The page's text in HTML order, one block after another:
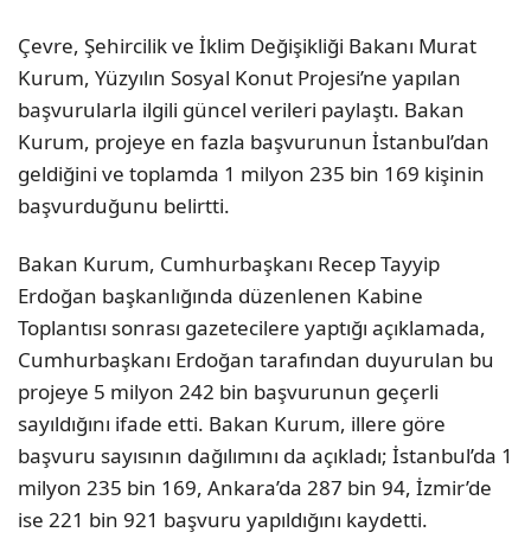
Çevre, Şehircilik ve İklim Değişikliği Bakanı Murat
Kurum, Yüzyılın Sosyal Konut Projesi’ne yapılan
başvurularla ilgili güncel verileri paylaştı. Bakan
Kurum, projeye en fazla başvurunun İstanbul’dan
geldiğini ve toplamda 1 milyon 235 bin 169 kişinin
başvurduğunu belirtti.
Bakan Kurum, Cumhurbaşkanı Recep Tayyip
Erdoğan başkanlığında düzenlenen Kabine
Toplantısı sonrası gazetecilere yaptığı açıklamada,
Cumhurbaşkanı Erdoğan tarafından duyurulan bu
projeye 5 milyon 242 bin başvurunun geçerli
sayıldığını ifade etti. Bakan Kurum, illere göre
başvuru sayısının dağılımını da açıkladı; İstanbul’da 1
milyon 235 bin 169, Ankara’da 287 bin 94, İzmir’de
ise 221 bin 921 başvuru yapıldığını kaydetti.